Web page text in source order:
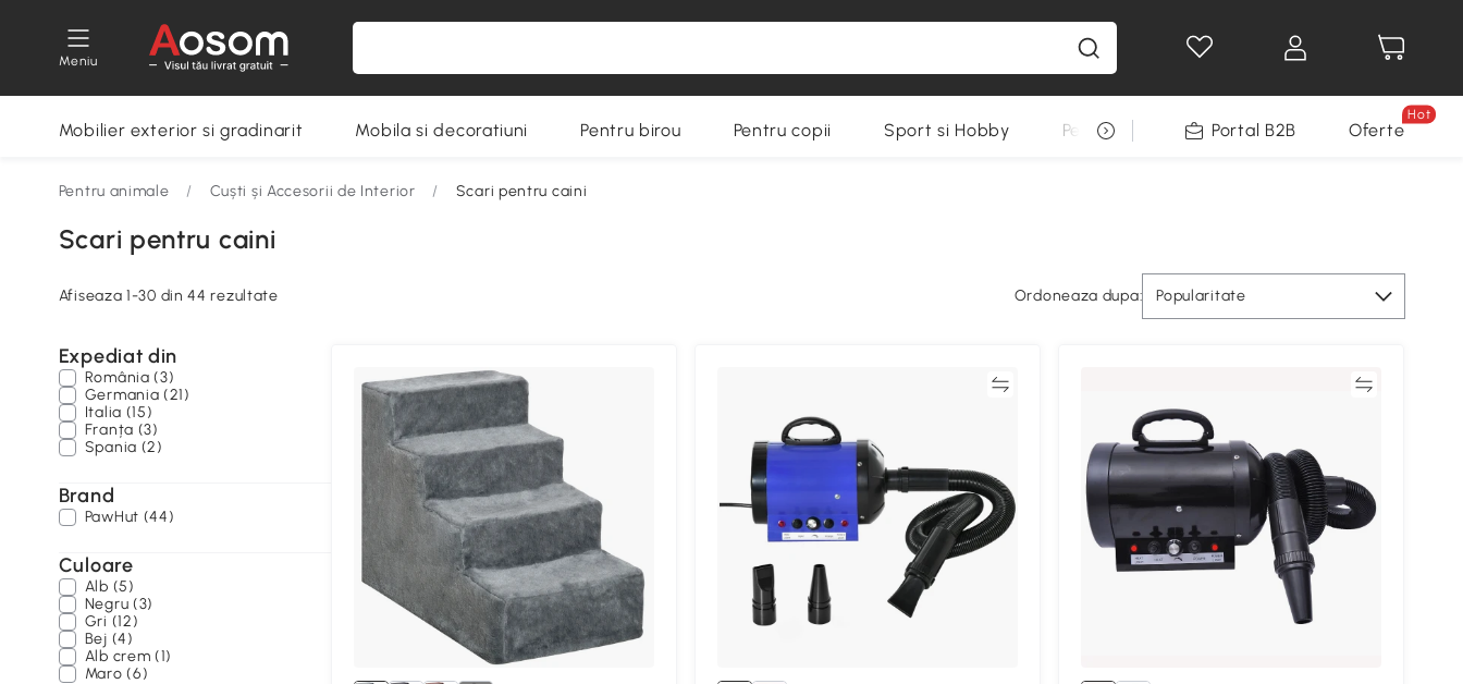
Meniu
Mobilier exterior si gradinarit Mobila si decoratiuni Pentru birou Pentru copii Sport si Hobby Pentru animale Decoratiuni Sarbatori
Portal B2B Oferte
Hot
Pentru animale / Cuști și Accesorii de Interior / Scari pentru caini
Scari pentru caini
Afiseaza 1-30 din 44 rezultate Ordoneaza dupa: Popularitate
Expediat din
România (3)
Germania (21)
Italia (15)
Franța (3)
Spania (2)
Brand
PawHut (44)
Culoare
Alb (5)
Negru (3)
Gri (12)
Bej (4)
Alb crem (1)
Maro (6)